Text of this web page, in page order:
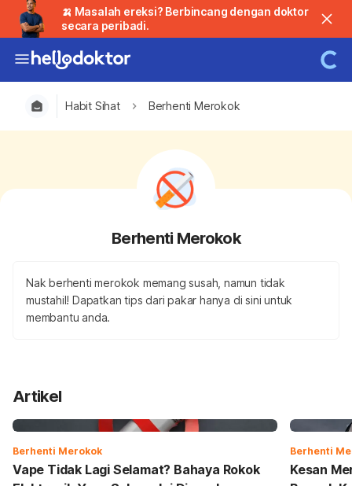
🍌 Masalah ereksi? Berbincang dengan doktor
secara peribadi.
Habit Sihat Berhenti Merokok
Berhenti Merokok
Nak berhenti merokok memang susah, namun tidak
mustahil! Dapatkan tips dari pakar hanya di sini untuk
membantu anda.
Artikel
Berhenti Merokok
Vape Tidak Lagi Selamat? Bahaya Rokok
Berhenti
Kesan